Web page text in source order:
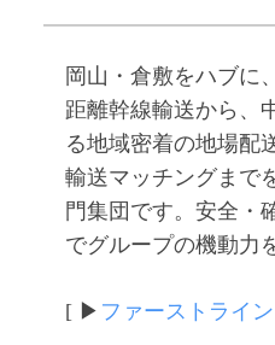
岡山・倉敷をハブに
距離幹線輸送から、
る地域密着の地場配
輸送マッチングまで
門集団です。安全・
でグループの機動力
[ ▶ ファーストライ